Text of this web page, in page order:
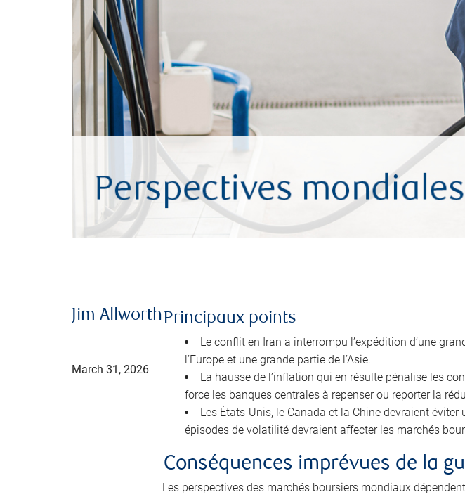
Jim Allworth
March 31, 2026
Principaux points
Le conflit en Iran a interrompu l’expédition d’une
l’Europe et une grande partie de l’Asie.
La hausse de l’inflation qui en résulte pénalise les
force les banques centrales à repenser ou reporter la
Les États-Unis, le Canada et la Chine devraient
épisodes de volatilité devraient affecter les marchés
Conséquences imprévues de la
Les perspectives des marchés boursiers mondiaux